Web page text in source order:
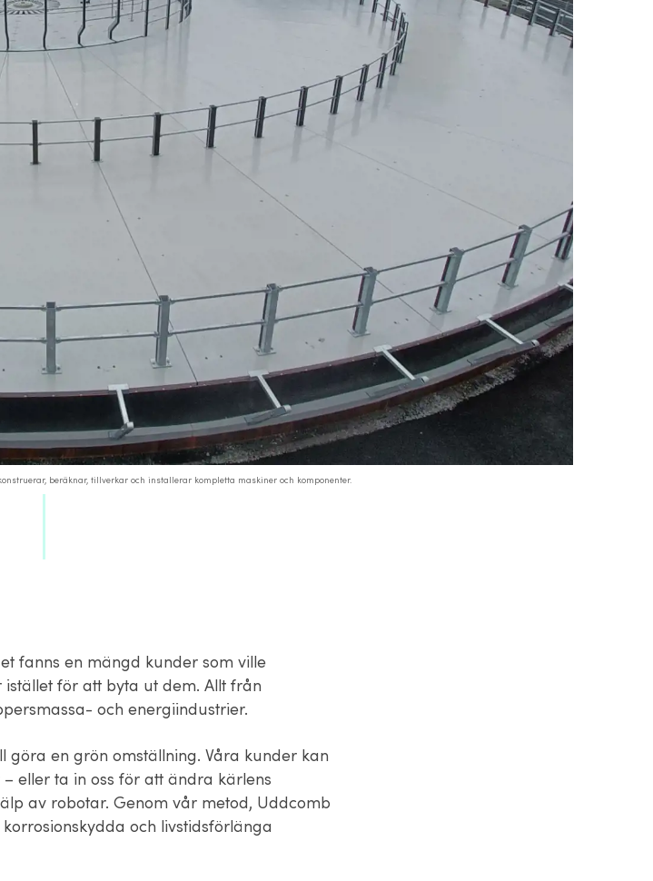
beräknar, tillverkar och installerar kompletta maskiner och komponenter.
fanns en mängd kunder som ville
för att byta ut dem. Allt från
och energiindustrier.
göra en grön omställning. Våra kunder kan
eller ta in oss för att ändra kärlens
av robotar. Genom vår metod, Uddcomb
och livstidsförlänga